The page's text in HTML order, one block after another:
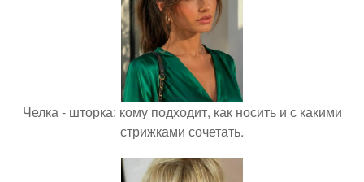
Челка - шторка: кому подходит, как носить и с какими
стрижками сочетать.